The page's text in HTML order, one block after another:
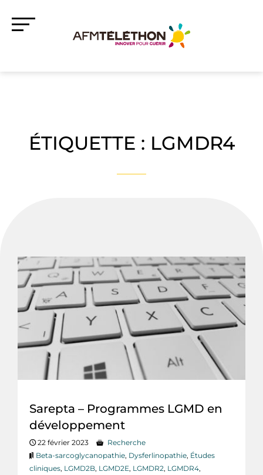
ÉTIQUETTE : LGMDR4
Sarepta – Programmes LGMD en
développement
22 février 2023
Recherche
Beta-sarcoglycanopathie, Dysferlinopathie, Études
cliniques, LGMD2B, LGMD2E, LGMDR2, LGMDR4,